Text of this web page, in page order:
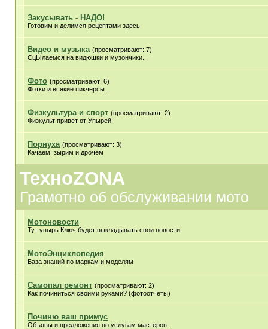
Закусывать - НАДО!
Готовим и делимся рецептами здесь
Видео и музыка (просматривают: 7)
СцЫлаемся на видюшки и музончики...
Фото (просматривают: 6)
Фотки и всякие пикчерсы...
Физкультура и спорт (просматривают: 2)
Физкульт привет от Упырей!
Порнуха (просматривают: 3)
Качаем, зырим и дрочем
ТехноZONA
Грамотно об обслуживании мото
Мотоновости
Тут упырь Ключ будет выкладывать свои новости.
МотоЭнциклопедия
База знаний по маркам и моделям
Самопал ремонт (просматривают: 2)
Как починиться своими руками? (фотоотчеты)
Починю ваш примус
Объявы и предложения по услугам мастеров.